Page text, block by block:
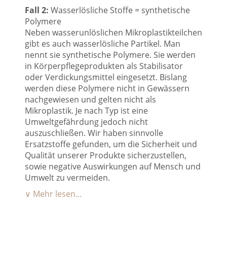
Fall 2: Wasserlösliche Stoffe = synthetische
Polymere
Neben wasserunlöslichen Mikroplastikteilchen
gibt es auch wasserlösliche Partikel. Man
nennt sie synthetische Polymere. Sie werden
in Körperpflegeprodukten als Stabilisator
oder Verdickungsmittel eingesetzt. Bislang
werden diese Polymere nicht in Gewässern
nachgewiesen und gelten nicht als
Mikroplastik. Je nach Typ ist eine
Umweltgefährdung jedoch nicht
auszuschließen. Wir haben sinnvolle
Ersatzstoffe gefunden, um die Sicherheit und
Qualität unserer Produkte sicherzustellen,
sowie negative Auswirkungen auf Mensch und
Umwelt zu vermeiden.
∨ Mehr lesen...